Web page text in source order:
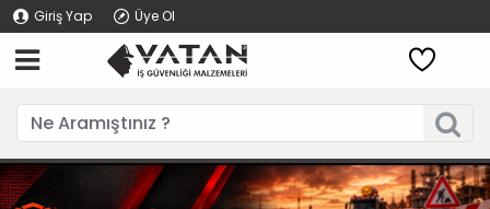
Giriş Yap Üye Ol